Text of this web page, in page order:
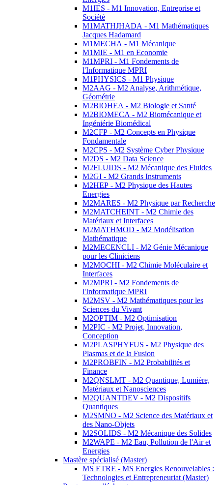
M1IES - M1 Innovation, Entreprise et
Société
M1MATHJHADA - M1 Mathématiques
Jacques Hadamard
M1MECHA - M1 Mécanique
M1MIE - M1 en Economie
M1MPRI - M1 Fondements de
l'Informatique MPRI
M1PHYSICS - M1 Physique
M2AAG - M2 Analyse, Arithmétique,
Géométrie
M2BIOHEA - M2 Biologie et Santé
M2BIOMECA - M2 Biomécanique et
Ingéniérie Biomédical
M2CFP - M2 Concepts en Physique
Fondamentale
M2CPS - M2 Système Cyber Physique
M2DS - M2 Data Science
M2FLUIDS - M2 Mécanique des Fluides
M2GI - M2 Grands Instruments
M2HEP - M2 Physique des Hautes
Energies
M2MARES - M2 Physique par Recherche
M2MATCHEINT - M2 Chimie des
Matériaux et Interfaces
M2MATHMOD - M2 Modélisation
Mathématique
M2MECENCLI - M2 Génie Mécanique
pour les Cliniciens
M2MOCHI - M2 Chimie Moléculaire et
Interfaces
M2MPRI - M2 Fondements de
l'Informatique MPRI
M2MSV - M2 Mathématiques pour les
Sciences du Vivant
M2OPTIM - M2 Optimisation
M2PIC - M2 Projet, Innovation,
Conception
M2PLASPHYFUS - M2 Physique des
Plasmas et de la Fusion
M2PROBFIN - M2 Probabilités et
Finance
M2QNSLMT - M2 Quantique, Lumière,
Matériaux et Nanosciences
M2QUANTDEV - M2 Dispositifs
Quantiques
M2SMNO - M2 Science des Matériaux et
des Nano-Objets
M2SOLIDS - M2 Mécanique des Solides
M2WAPE - M2 Eau, Pollution de l'Air et
Energies
Mastère spécialisé (Master)
MS ETRE - MS Energies Renouvelables :
Technologies et Entrepreneuriat (Master)